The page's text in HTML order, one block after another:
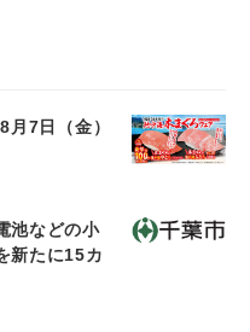
月7日（金）
池などの小
新たに15カ